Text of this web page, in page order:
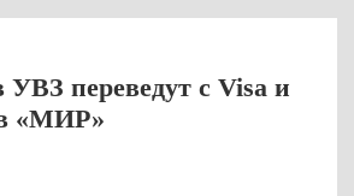
УВЗ переведут с Visa и
«МИР»